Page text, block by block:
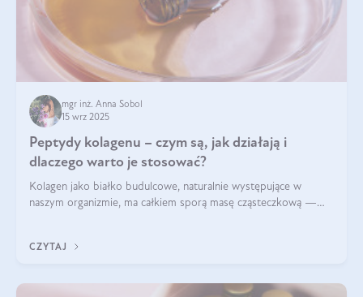
mgr inż. Anna Sobol
15 wrz 2025
Peptydy kolagenu – czym są, jak działają i
dlaczego warto je stosować?
Kolagen jako białko budulcowe, naturalnie występujące w
naszym organizmie, ma całkiem sporą masę cząsteczkową —
bardziej biodostępny
CZYTAJ